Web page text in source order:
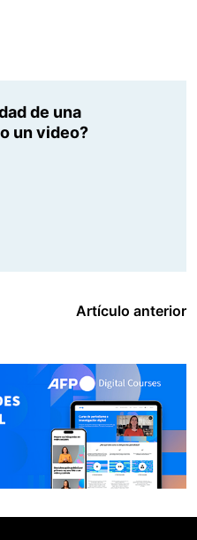
de una
un video?
Artículo anterior